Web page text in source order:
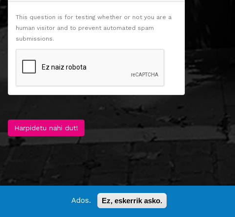
This question is for testing whether or not you are a
human visitor and to prevent automated spam
submissions.
Harpidetu nahi dut!
Ados.
Ez, eskerrik asko.